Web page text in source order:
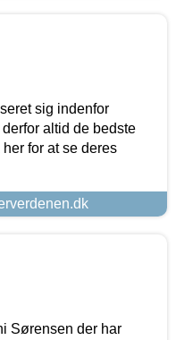
sig indenfor
altid de bedste
for at se deres
Sørensen der har